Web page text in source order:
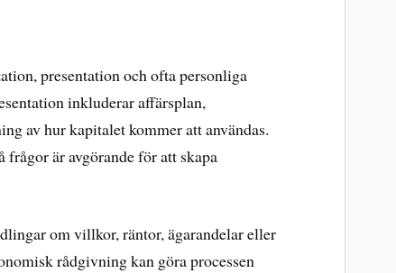
presentation och ofta personliga
inkluderar affärsplan,
av hur kapitalet kommer att användas.
frågor är avgörande för att skapa
om villkor, räntor, ägarandelar eller
rådgivning kan göra processen